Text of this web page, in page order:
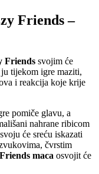
Friends –
Friends svojim će
tijekom igre maziti,
i reakcija koje krije
pomiče glavu, a
nahrane ribicom
svoju će sreću iskazati
čvrstim
maca osvojit će